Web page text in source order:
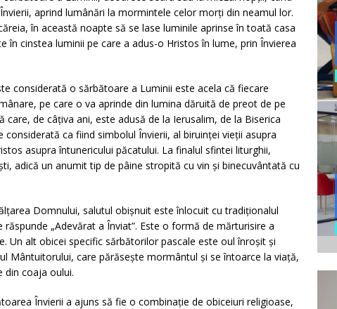
aprind lumânări la mormintele celor morţi din neamul lor.
în această noapte să se lase luminile aprinse în toată casa
în cinstea luminii pe care a adus-o Hristos în lume, prin Învierea
considerată o sărbătoare a Luminii este acela că fiecare
pe care o va aprinde din lumina dăruită de preot de pe
care, de câțiva ani, este adusă de la Ierusalim, de la Biserica
considerată ca fiind simbolul Învierii, al biruinței vieții asupra
asupra întunericului păcatului. La finalul sfintei liturghii,
adică un anumit tip de pâine stropită cu vin și binecuvântată cu
Domnului, salutul obișnuit este înlocuit cu tradiționalul
răspunde „Adevărat a Înviat”. Este o formă de mărturisire a
Un alt obicei specific sărbătorilor pascale este oul înroșit și
Mântuitorului, care părăsește mormântul și se întoarce la viață,
din coaja oului.
Învierii a ajuns să fie o combinație de obiceiuri religioase,